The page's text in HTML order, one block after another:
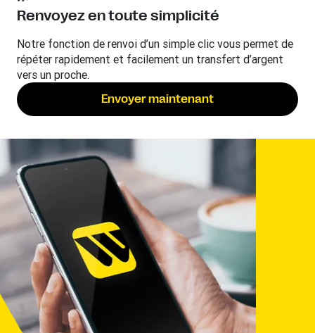
Renvoyez en toute simplicité
Notre fonction de renvoi d’un simple clic vous permet de
répéter rapidement et facilement un transfert d’argent
vers un proche.
Envoyer maintenant